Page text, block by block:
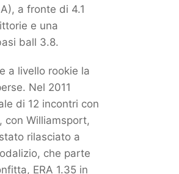
a fronte di 4.1
e una
ball 3.8.
a livello rookie la
Nel 2011
di 12 incontri con
con Williamsport,
rilasciato a
che parte
ERA 1.35 in